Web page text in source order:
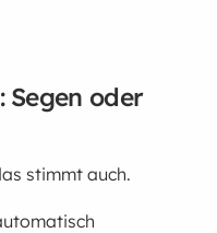
Segen oder
stimmt auch.